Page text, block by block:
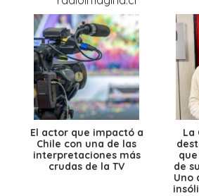
El actor que impactó a
Chile con una de las
interpretaciones más
crudas de la TV
La
de
Uno